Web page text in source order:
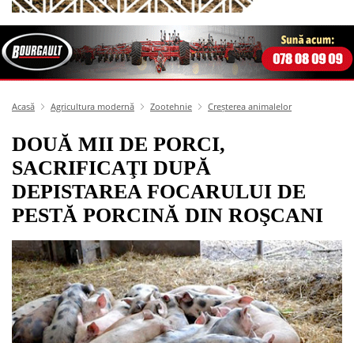
Acasă Agricultura modernă Zootehnie Creșterea animalelor
DOUĂ MII DE PORCI,
SACRIFICAŢI DUPĂ
DEPISTAREA FOCARULUI DE
PESTĂ PORCINĂ DIN ROŞCANI